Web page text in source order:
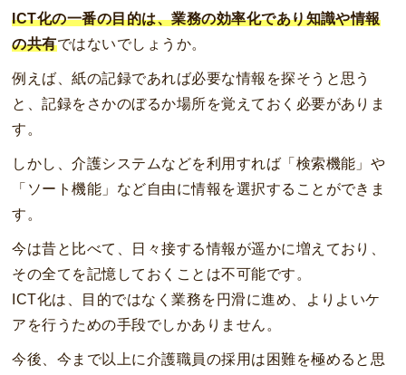
ICT化の一番の目的は、業務の効率化であり知識や情報
の共有ではないでしょうか。
例えば、紙の記録であれば必要な情報を探そうと思う
と、記録をさかのぼるか場所を覚えておく必要がありま
す。
しかし、介護システムなどを利用すれば「検索機能」や
「ソート機能」など自由に情報を選択することができま
す。
今は昔と比べて、日々接する情報が遥かに増えており、
その全てを記憶しておくことは不可能です。
ICT化は、目的ではなく業務を円滑に進め、よりよいケ
アを行うための手段でしかありません。
今後、今まで以上に介護職員の採用は困難を極めると思